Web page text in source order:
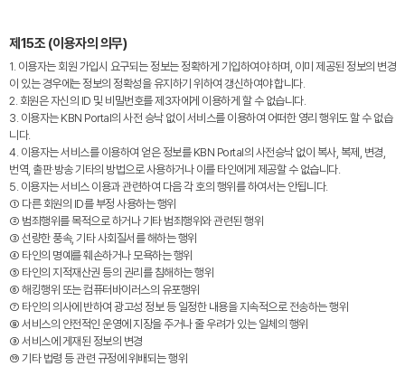
제15조 (이용자의 의무)
1. 이용자는 회원 가입시 요구되는 정보는 정확하게 기입하여야 하며, 이미 제공된 정보의 변경
이 있는 경우에는 정보의 정확성을 유지하기 위하여 갱신하여야 합니다.
2. 회원은 자신의 ID 및 비밀번호를 제3자에게 이용하게 할 수 없습니다.
3. 이용자는 KBN Portal의 사전 승낙 없이 서비스를 이용하여 어떠한 영리 행위도 할 수 없습
니다.
4. 이용자는 서비스를 이용하여 얻은 정보를 KBN Portal의 사전승낙 없이 복사, 복제, 변경,
번역, 출판·방송 기타의 방법으로 사용하거나 이를 타인에게 제공할 수 없습니다.
5. 이용자는 서비스 이용과 관련하여 다음 각 호의 행위를 하여서는 안됩니다.
① 다른 회원의 ID를 부정 사용하는 행위
② 범죄행위를 목적으로 하거나 기타 범죄행위와 관련된 행위
③ 선량한 풍속, 기타 사회질서를 해하는 행위
④ 타인의 명예를 훼손하거나 모욕하는 행위
⑤ 타인의 지적재산권 등의 권리를 침해하는 행위
⑥ 해킹행위 또는 컴퓨터바이러스의 유포행위
⑦ 타인의 의사에 반하여 광고성 정보 등 일정한 내용을 지속적으로 전송하는 행위
⑧ 서비스의 안전적인 운영에 지장을 주거나 줄 우려가 있는 일체의 행위
⑨ 서비스에 게재된 정보의 변경
⑩ 기타 법령 등 관련 규정에 위배되는 행위